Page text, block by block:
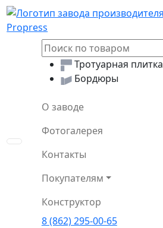
Логотип Propress
Toggle navigation
Тротуарная плитка
Бордюры
О заводе
Фотогалерея
Контакты
Покупателям
Конструктор
8 (862) 295-00-65